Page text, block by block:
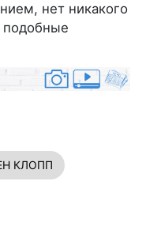
нет никакого
подобные
КЛОПП